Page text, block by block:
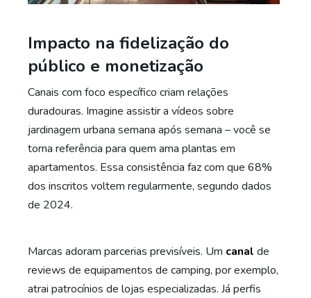
Impacto na fidelização do
público e monetização
Canais com foco específico criam relações
duradouras. Imagine assistir a vídeos sobre
jardinagem urbana semana após semana – você se
torna referência para quem ama plantas em
apartamentos. Essa consistência faz com que 68%
dos inscritos voltem regularmente, segundo dados
de 2024.
Marcas adoram parcerias previsíveis. Um canal de
reviews de equipamentos de camping, por exemplo,
atrai patrocínios de lojas especializadas. Já perfis